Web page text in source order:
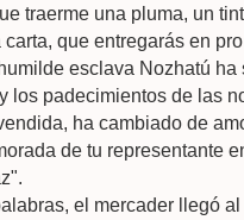
traerme una pluma, un
que entregarás en
esclava Nozhatú
los padecimientos de las
ha cambiado de
de tu representante
el mercader llegó